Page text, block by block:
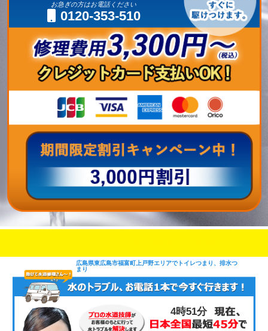
お急ぎの方はお電話ください
0120-353-510
広島県東広島市福富町上戸野エリアでトイレつまり、排水つ
まり
4時51分